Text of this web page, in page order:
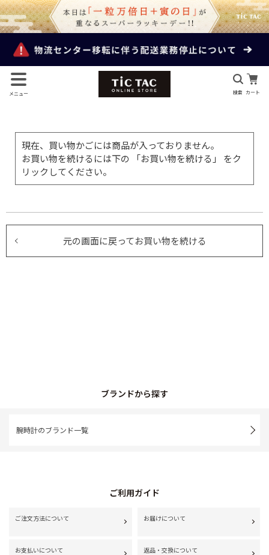
メニュー 検索 カート
現在、買い物かごには商品が入っておりません。
お買い物を続けるには下の 「お買い物を続ける」 をク
リックしてください。
元の画面に戻ってお買い物を続ける
ブランドから探す
腕時計のブランド一覧
ご利用ガイド
ご注文方法について お届けについて
お支払いについて 返品・交換について